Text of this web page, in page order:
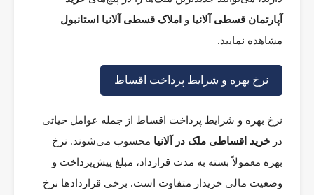
آپارتمان قسطی آلانیا و املاک قسطی آلانیا استانبول
مشاهده نمایید.
نرخ بهره و شرایط پرداخت اقساط
نرخ بهره و شرایط پرداخت اقساط از جمله عوامل حیاتی
در خرید اقساطی ملک در آلانیا محسوب می‌شوند. نرخ
بهره معمولاً بسته به مدت قرارداد، مبلغ پیش‌پرداخت و
وضعیت مالی خریدار متفاوت است. برخی قراردادها نرخ